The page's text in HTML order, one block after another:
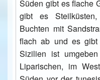
Süden gibt es flache
gibt es
Buchten mit
flach ab und es gibt
Sizilien ist
Liparischen, im